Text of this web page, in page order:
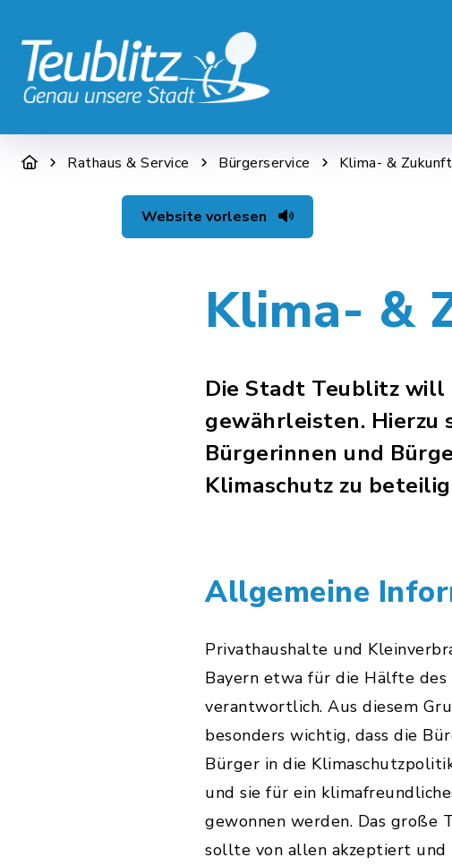
STADT & WIRTSCHAFT RATHAUS &
Rathaus & Service Bürgerservice Klima- &
Website vorlesen
Klima- &
Die Stadt Teublitz will
gewährleisten. Hierzu
Bürgerinnen und
Klimaschutz zu
Allgemeine
Privathaushalte und
Bayern etwa für die Hälfte des
verantwortlich. Aus diesem
besonders wichtig, dass die
Bürger in die
und sie für ein
gewonnen werden. Das große
sollte von allen akzeptiert